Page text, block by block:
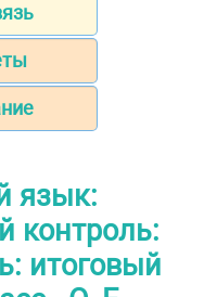
язык:
контроль:
итоговый